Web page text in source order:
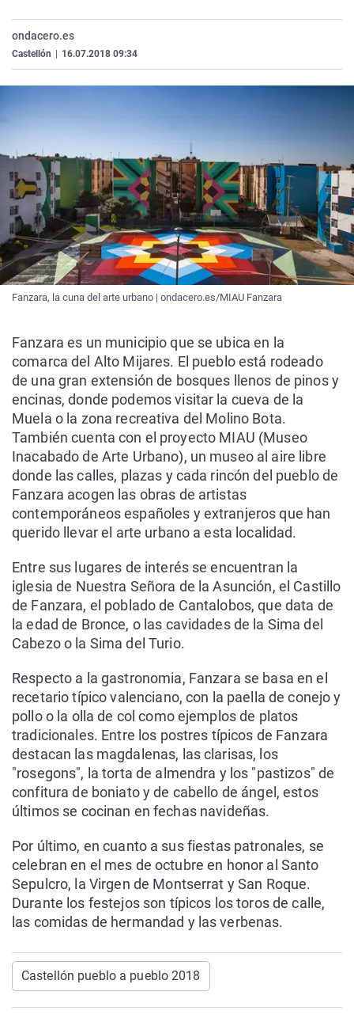
Como el perro y el
Equipo de
La Rioja
Elecciones
ondacero.es
Castellón 16.07.2018 09:34
Fanzara, la cuna del arte urbano | ondacero.es/MIAU Fanzara
Fanzara es un municipio que se ubica en la
comarca del Alto Mijares. El pueblo está rodeado
de una gran extensión de bosques llenos de pinos y
encinas, donde podemos visitar la cueva de la
Muela o la zona recreativa del Molino Bota.
También cuenta con el proyecto MIAU (Museo
Inacabado de Arte Urbano), un museo al aire libre
donde las calles, plazas y cada rincón del pueblo de
Fanzara acogen las obras de artistas
contemporáneos españoles y extranjeros que han
querido llevar el arte urbano a esta localidad.
Entre sus lugares de interés se encuentran la
iglesia de Nuestra Señora de la Asunción, el Castillo
de Fanzara, el poblado de Cantalobos, que data de
la edad de Bronce, o las cavidades de la Sima del
Cabezo o la Sima del Turio.
Respecto a la gastronomia, Fanzara se basa en el
recetario típico valenciano, con la paella de conejo y
pollo o la olla de col como ejemplos de platos
tradicionales. Entre los postres típicos de Fanzara
destacan las magdalenas, las clarisas, los
"rosegons", la torta de almendra y los "pastizos" de
confitura de boniato y de cabello de ángel, estos
últimos se cocinan en fechas navideñas.
Por último, en cuanto a sus fiestas patronales, se
celebran en el mes de octubre en honor al Santo
Sepulcro, la Virgen de Montserrat y San Roque.
Durante los festejos son típicos los toros de calle,
las comidas de hermandad y las verbenas.
Castellón pueblo a pueblo 2018